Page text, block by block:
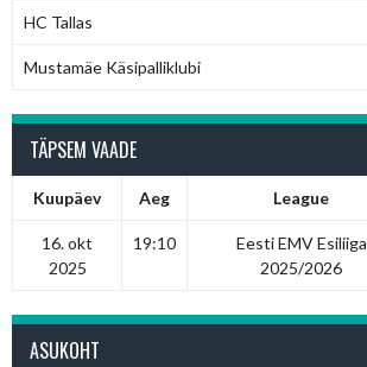
HC Tallas
Mustamäe Käsipalliklubi
TÄPSEM VAADE
Kuupäev Aeg League
16. okt
2025
19:10
Eesti EMV Esiliiga
2025/2026
ASUKOHT